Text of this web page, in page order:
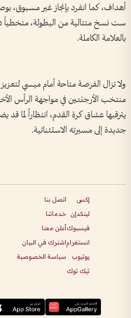
أهداف، كما انفرد بإنجاز غير مسبوق،
ست نسخ متتالية من البطولة، متخطياً
بالعلامة الكاملة.
ولا تزال الفرصة متاحة أمام ميسي
يترقبها عشاق كرة القدم، انتظاراً لما قد
جديدة إلى مسيرته الاستثنائية.
إكس
لينكدإن
فيسبوك
انستغرام
يوتيوب
تيك توك
اتصل بنا
خدماتنا
أعلن معنا
اشترك في البيان
سياسة الخصوصية